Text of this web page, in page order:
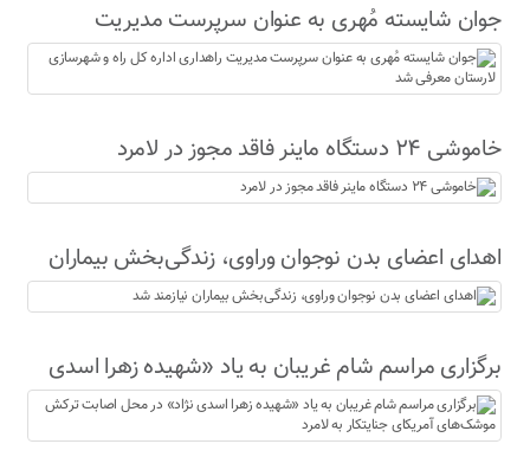
جوان شایسته مُهری به عنوان سرپرست مدیریت
راهداری اداره کل راه و شهرسازی لارستان معرفی شد
خاموشی ۲۴ دستگاه ماینر فاقد مجوز در لامرد
اهدای اعضای بدن نوجوان وراوی، زندگی‌بخش بیماران
نیازمند شد
برگزاری مراسم شام غریبان به یاد «شهیده زهرا اسدی
نژاد» در محل اصابت ترکش موشک‌های آمریکای
جنایتکار به لامرد